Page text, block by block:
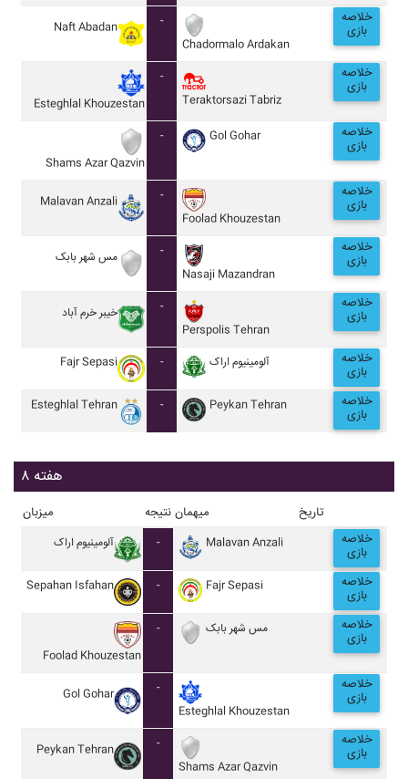
Naft Abadan
-
Chadormalo Ardakan
خلاصه
بازی
Esteghlal Khouzestan
-
Teraktorsazi Tabriz
خلاصه
بازی
Shams Azar Qazvin
- Gol Gohar خلاصه
بازی
Malavan Anzali
-
Foolad Khouzestan
خلاصه
بازی
مس شهر بابک
-
Nasaji Mazandran
خلاصه
بازی
خيبر خرم آباد
-
Perspolis Tehran
خلاصه
بازی
Fajr Sepasi - آلومينيوم اراک خلاصه
بازی
Esteghlal Tehran - Peykan Tehran خلاصه
بازی
هفته ۸
میزبان نتیجه میهمان تاریخ
آلومينيوم اراک - Malavan Anzali خلاصه
بازی
Sepahan Isfahan - Fajr Sepasi خلاصه
بازی
Foolad Khouzestan
- مس شهر بابک خلاصه
بازی
Gol Gohar
-
Esteghlal Khouzestan
خلاصه
بازی
Peykan Tehran
-
Shams Azar Qazvin
خلاصه
بازی